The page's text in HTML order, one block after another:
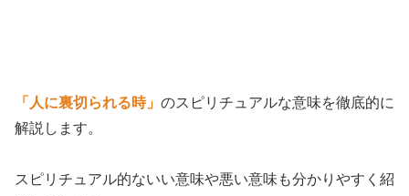
「人に裏切られる時」 のスピリチュアルな意味を徹底的に
解説します。
スピリチュアル的ないい意味や悪い意味も分かりやすく紹